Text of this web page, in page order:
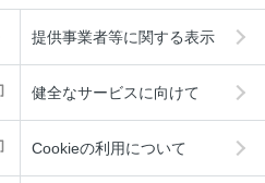
提供事業者等に関する表示
健全なサービスに向けて
Cookieの利用について